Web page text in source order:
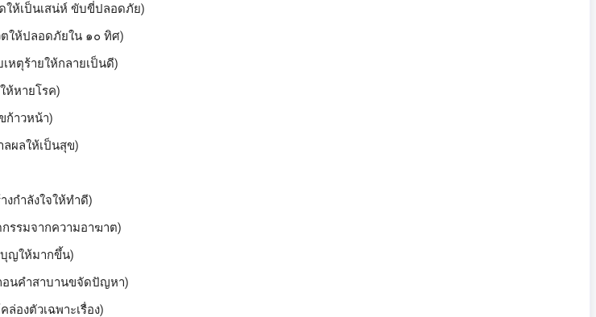
ให้เป็นเสน่ห์ ขับขี่ปลอดภัย)
ให้ปลอดภัยใน ๑๐ ทิศ)
หตุร้ายให้กลายเป็นดี)
ห้หายโรค)
ก้าวหน้า)
ผลให้เป็นสุข)
งกำลังใจให้ทำดี)
รรมจากความอาฆาต)
ญให้มากขึ้น)
นคำสาบานขจัดปัญหา)
องตัวเฉพาะเรื่อง)